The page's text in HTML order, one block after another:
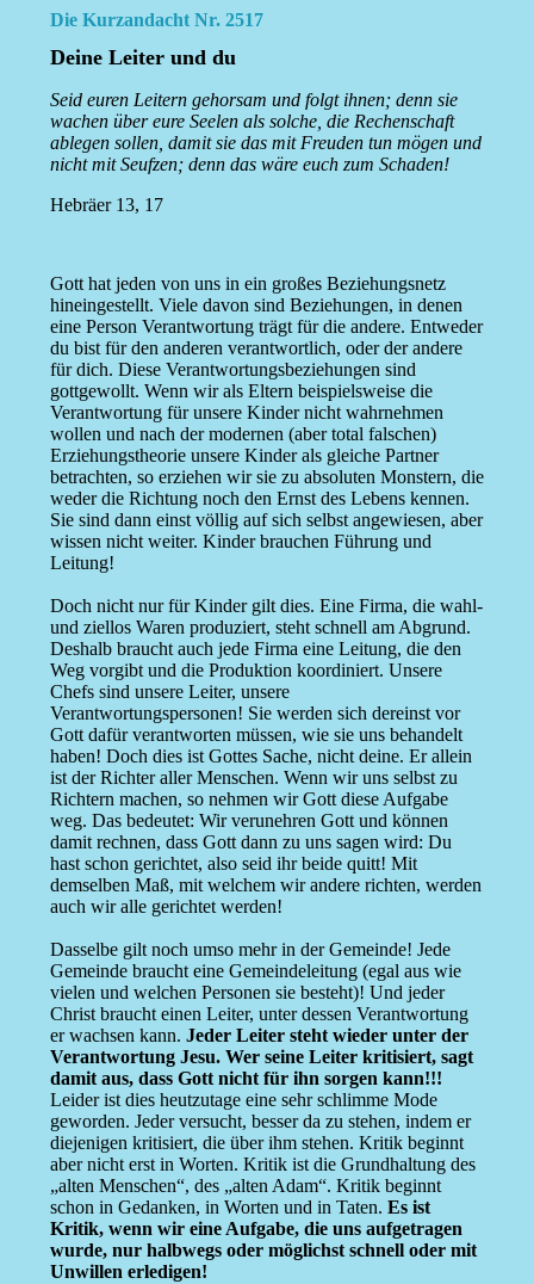
Die Kurzandacht Nr. 2517
Deine Leiter und du
Seid euren Leitern gehorsam und folgt ihnen; denn sie
wachen über eure Seelen als solche, die Rechenschaft
ablegen sollen, damit sie das mit Freuden tun mögen und
nicht mit Seufzen; denn das wäre euch zum Schaden!
Hebräer 13, 17
Gott hat jeden von uns in ein großes Beziehungsnetz
hineingestellt. Viele davon sind Beziehungen, in denen
eine Person Verantwortung trägt für die andere. Entweder
du bist für den anderen verantwortlich, oder der andere
für dich. Diese Verantwortungsbeziehungen sind
gottgewollt. Wenn wir als Eltern beispielsweise die
Verantwortung für unsere Kinder nicht wahrnehmen
wollen und nach der modernen (aber total falschen)
Erziehungstheorie unsere Kinder als gleiche Partner
betrachten, so erziehen wir sie zu absoluten Monstern, die
weder die Richtung noch den Ernst des Lebens kennen.
Sie sind dann einst völlig auf sich selbst angewiesen, aber
wissen nicht weiter. Kinder brauchen Führung und
Leitung!
Doch nicht nur für Kinder gilt dies. Eine Firma, die wahl-
und ziellos Waren produziert, steht schnell am Abgrund.
Deshalb braucht auch jede Firma eine Leitung, die den
Weg vorgibt und die Produktion koordiniert. Unsere
Chefs sind unsere Leiter, unsere
Verantwortungspersonen! Sie werden sich dereinst vor
Gott dafür verantworten müssen, wie sie uns behandelt
haben! Doch dies ist Gottes Sache, nicht deine. Er allein
ist der Richter aller Menschen. Wenn wir uns selbst zu
Richtern machen, so nehmen wir Gott diese Aufgabe
weg. Das bedeutet: Wir verunehren Gott und können
damit rechnen, dass Gott dann zu uns sagen wird: Du
hast schon gerichtet, also seid ihr beide quitt! Mit
demselben Maß, mit welchem wir andere richten, werden
auch wir alle gerichtet werden!
Dasselbe gilt noch umso mehr in der Gemeinde! Jede
Gemeinde braucht eine Gemeindeleitung (egal aus wie
vielen und welchen Personen sie besteht)! Und jeder
Christ braucht einen Leiter, unter dessen Verantwortung
er wachsen kann. Jeder Leiter steht wieder unter der
Verantwortung Jesu. Wer seine Leiter kritisiert, sagt
damit aus, dass Gott nicht für ihn sorgen kann!!!
Leider ist dies heutzutage eine sehr schlimme Mode
geworden. Jeder versucht, besser da zu stehen, indem er
diejenigen kritisiert, die über ihm stehen. Kritik beginnt
aber nicht erst in Worten. Kritik ist die Grundhaltung des
„alten Menschen“, des „alten Adam“. Kritik beginnt
schon in Gedanken, in Worten und in Taten. Es ist
Kritik, wenn wir eine Aufgabe, die uns aufgetragen
wurde, nur halbwegs oder möglichst schnell oder mit
Unwillen erledigen!